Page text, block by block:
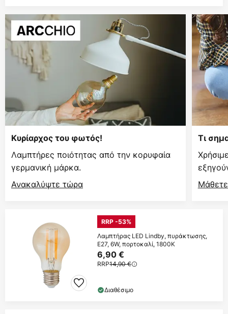
Κυρίαρχος του φωτός!
Λαμπτήρες ποιότητας από την κορυφαία
γερμανική μάρκα.
Ανακαλύψτε τώρα
Τι
RRP -53%
Λαμπτήρας LED Lindby, πυράκτωσης,
E27, 6W, πορτοκαλί, 1800K
6,90 €
RRP14,90 €
Διαθέσιμο